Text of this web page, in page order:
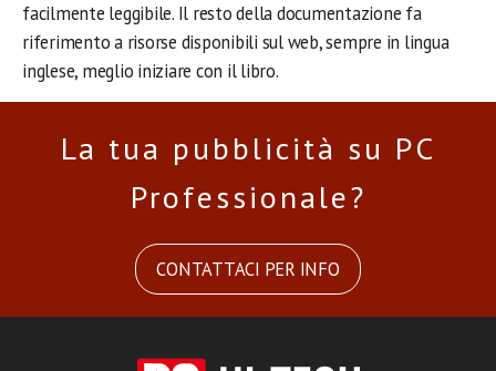
facilmente leggibile. Il resto della documentazione fa
riferimento a risorse disponibili sul web, sempre in lingua
inglese, meglio iniziare con il libro.
La tua pubblicità su PC
Professionale?
CONTATTACI PER INFO